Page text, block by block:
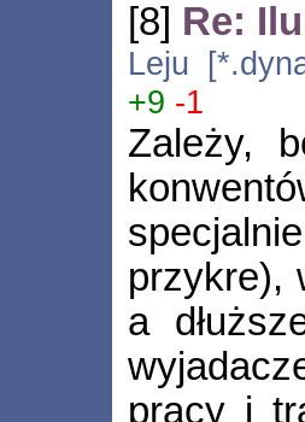
[8] Re:
Leju
+9 -1
Zależy,
przykre),
a
pracy i